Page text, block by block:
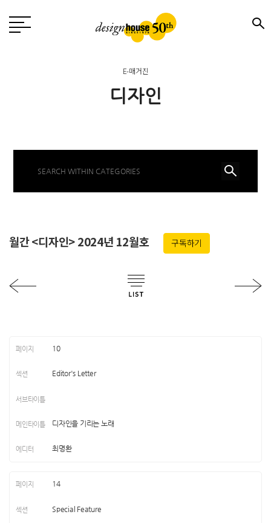
E-매거진
디자인
월간 <디자인> 2024년 12월호 구독하기
10
Editor's Letter
디자인을 기리는 노래
최명환
14
Special Feature